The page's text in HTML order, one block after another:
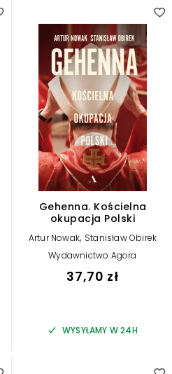
Gehenna. Kościelna
okupacja Polski
Artur Nowak, Stanisław Obirek
Wydawnictwo Agora
37,70 zł
WYSYŁAMY W 24H